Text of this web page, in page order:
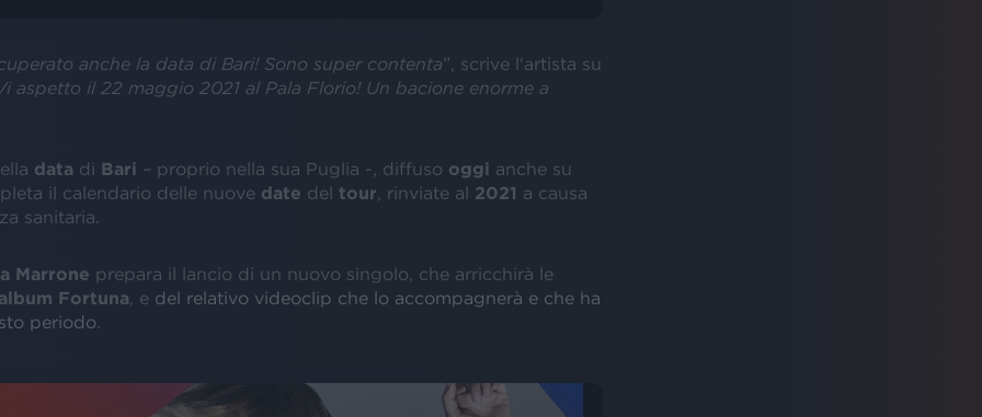
anche la data di Bari! Sono super contenta”, scrive l'artista su
aspetto il 22 maggio 2021 al Pala Florio! Un bacione enorme a
data di Bari – proprio nella sua Puglia -, diffuso oggi anche su
il calendario delle nuove date del tour , rinviate al 2021 a causa
sanitaria.
Marrone prepara il lancio di un nuovo singolo, che arricchirà le
Fortuna , e del relativo videoclip che lo accompagnerà e che ha
periodo.